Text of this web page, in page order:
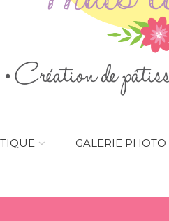
GALERIE PHOTO